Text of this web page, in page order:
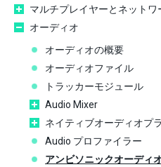
マルチプレイヤーとネットワ
オーディオ
オーディオの概要
オーディオファイル
トラッカーモジュール
Audio Mixer
ネイティブオーディオプ
Audio プロファイラー
アンビソニックオーディ